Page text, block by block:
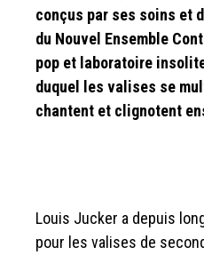
conçus par ses soins et
du Nouvel Ensemble
pop et laboratoire
duquel les valises se
chantent et clignotent
Louis Jucker a depuis
pour les valises de